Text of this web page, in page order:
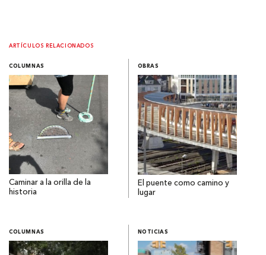
ARTÍCULOS RELACIONADOS
COLUMNAS
Caminar a la orilla de la
historia
OBRAS
El puente como camino y
lugar
COLUMNAS NOTICIAS